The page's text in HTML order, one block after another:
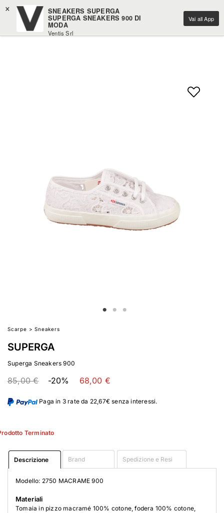
× SNEAKERS SUPERGA
SUPERGA SNEAKERS 900 DI
MODA
Ventis Srl
Vai all App
Scarpe >Sneakers
SUPERGA
Superga Sneakers 900
85,00 € -20% 68,00 €
Paga in 3 rate da 22,67€ senza interessi.
Terminato
Descrizione Brand Spedizione e Resi
Modello: 2750 MACRAME 900
Materiali
Tomaia in pizzo macramé 100% cotone, fodera 100% cotone,